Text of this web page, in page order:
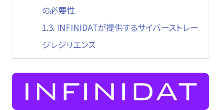
の必要性
1.3. INFINIDATが提供するサイバーストレー
ジレジリエンス